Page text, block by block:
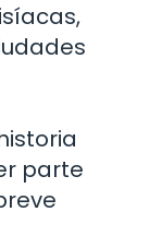
parte